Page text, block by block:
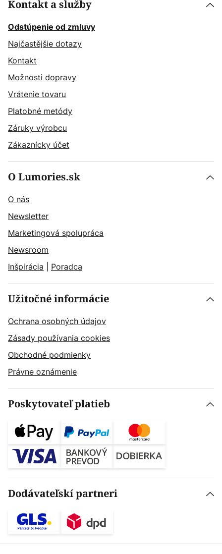
Kontakt a služby
Odstúpenie od zmluvy
Najčastějšie dotazy
Kontakt
Možnosti dopravy
Vrátenie tovaru
Platobné metódy
Záruky výrobcu
Zákaznícky účet
O Lumories.sk
O nás
Newsletter
Marketingová spolupráca
Newsroom
Inšpirácia
Poradca
Užitočné informácie
Ochrana osobných údajov
Zásady používania cookies
Obchodné podmienky
Právne oznámenie
Poskytovateľ platieb
Dodávateľskí partneri